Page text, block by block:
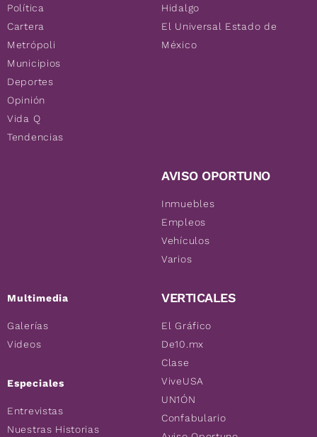
Política
Cartera
Metrópoli
Municipios
Deportes
Opinión
Vida Q
Tendencias
Multimedia
Galerías
Videos
Especiales
Entrevistas
Nuestras Historias
Hidalgo
El Universal Estado de
México
AVISO OPORTUNO
Inmuebles
Empleos
Vehículos
Varios
VERTICALES
El Gráfico
De10.mx
Clase
ViveUSA
UN1ÓN
Confabulario